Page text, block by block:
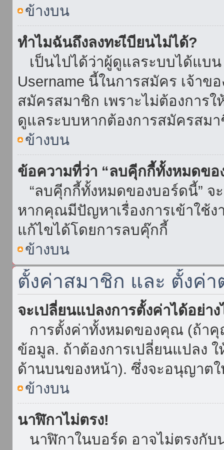
ข้างบน
ทำไมฉันถึงลงทะเีบียนไม่ได้?
เป็นไปได้ว่าผู้ดูแลระบบได้แบ
Username นี้ในการสมัคร เจ้าข
สมัครสมาชิก เพราะไม่ต้องการ
ดูแลระบบหากต้องการสมัครสม
ข้างบน
ข้อความที่ว่า “ลบคุีกกี้ทั้งหมดขอ
“ลบคุีกกี้ทั้งหมดของบอร์ดนี้” จ
หากคุณมีปัญหาเรื่องการเข้าใช้
แก้ไขได้โดยการลบคุ๊กกี้
ข้างบน
ตั้งค่าสมาชิก และ ตั้งค่า
จะเปลี่ยนแปลงการตั้งค่าได้อย่าง
การตั้งค่าทั้งหมดของคุณ (ถ้าคุ
ข้อมูล. ถ้าต้องการเปลี่ยนแปลง
ด้านบนของหน้า). ซึ่งจะอนุญาต
ข้างบน
นาฬิกาไม่ตรง!
นาฬิกาในบอร์ด อาจไม่ตรงกั